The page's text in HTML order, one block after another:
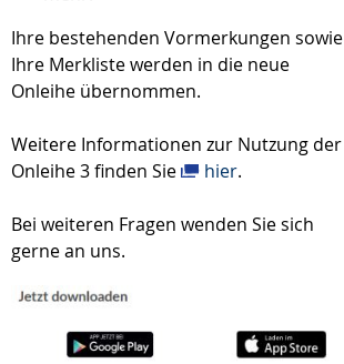
Ihre bestehenden Vormerkungen sowie
Ihre Merkliste werden in die neue
Onleihe übernommen.
Weitere Informationen zur Nutzung der
Onleihe 3 finden Sie
hier.
Bei weiteren Fragen wenden Sie sich
gerne an uns.